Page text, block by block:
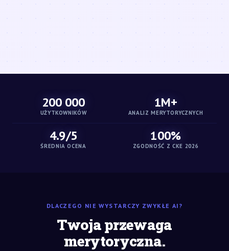
200 000
UŻYTKOWNIKÓW
1M+
ANALIZ MERYTORYCZNYCH
4.9/5
ŚREDNIA OCENA
100%
ZGODNOŚĆ Z CKE 2026
DLACZEGO NIE WYSTARCZY ZWYKŁE AI?
Twoja przewaga
merytoryczna.